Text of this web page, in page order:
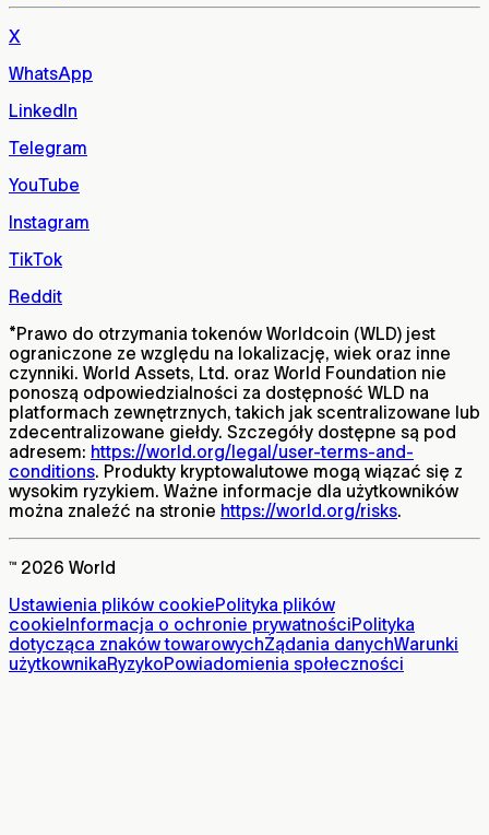
X
WhatsApp
LinkedIn
Telegram
YouTube
Instagram
TikTok
Reddit
*Prawo do otrzymania tokenów Worldcoin (WLD) jest
ograniczone ze względu na lokalizację, wiek oraz inne
czynniki. World Assets, Ltd. oraz World Foundation nie
ponoszą odpowiedzialności za dostępność WLD na
platformach zewnętrznych, takich jak scentralizowane lub
zdecentralizowane giełdy. Szczegóły dostępne są pod
adresem: https://world.org/legal/user-terms-and-
conditions. Produkty kryptowalutowe mogą wiązać się z
wysokim ryzykiem. Ważne informacje dla użytkowników
można znaleźć na stronie https://world.org/risks.
™ 2026 World
Ustawienia plików cookiePolityka plików
cookieInformacja o ochronie prywatnościPolityka
dotycząca znaków towarowychŻądania danychWarunki
użytkownikaRyzykoPowiadomienia społeczności